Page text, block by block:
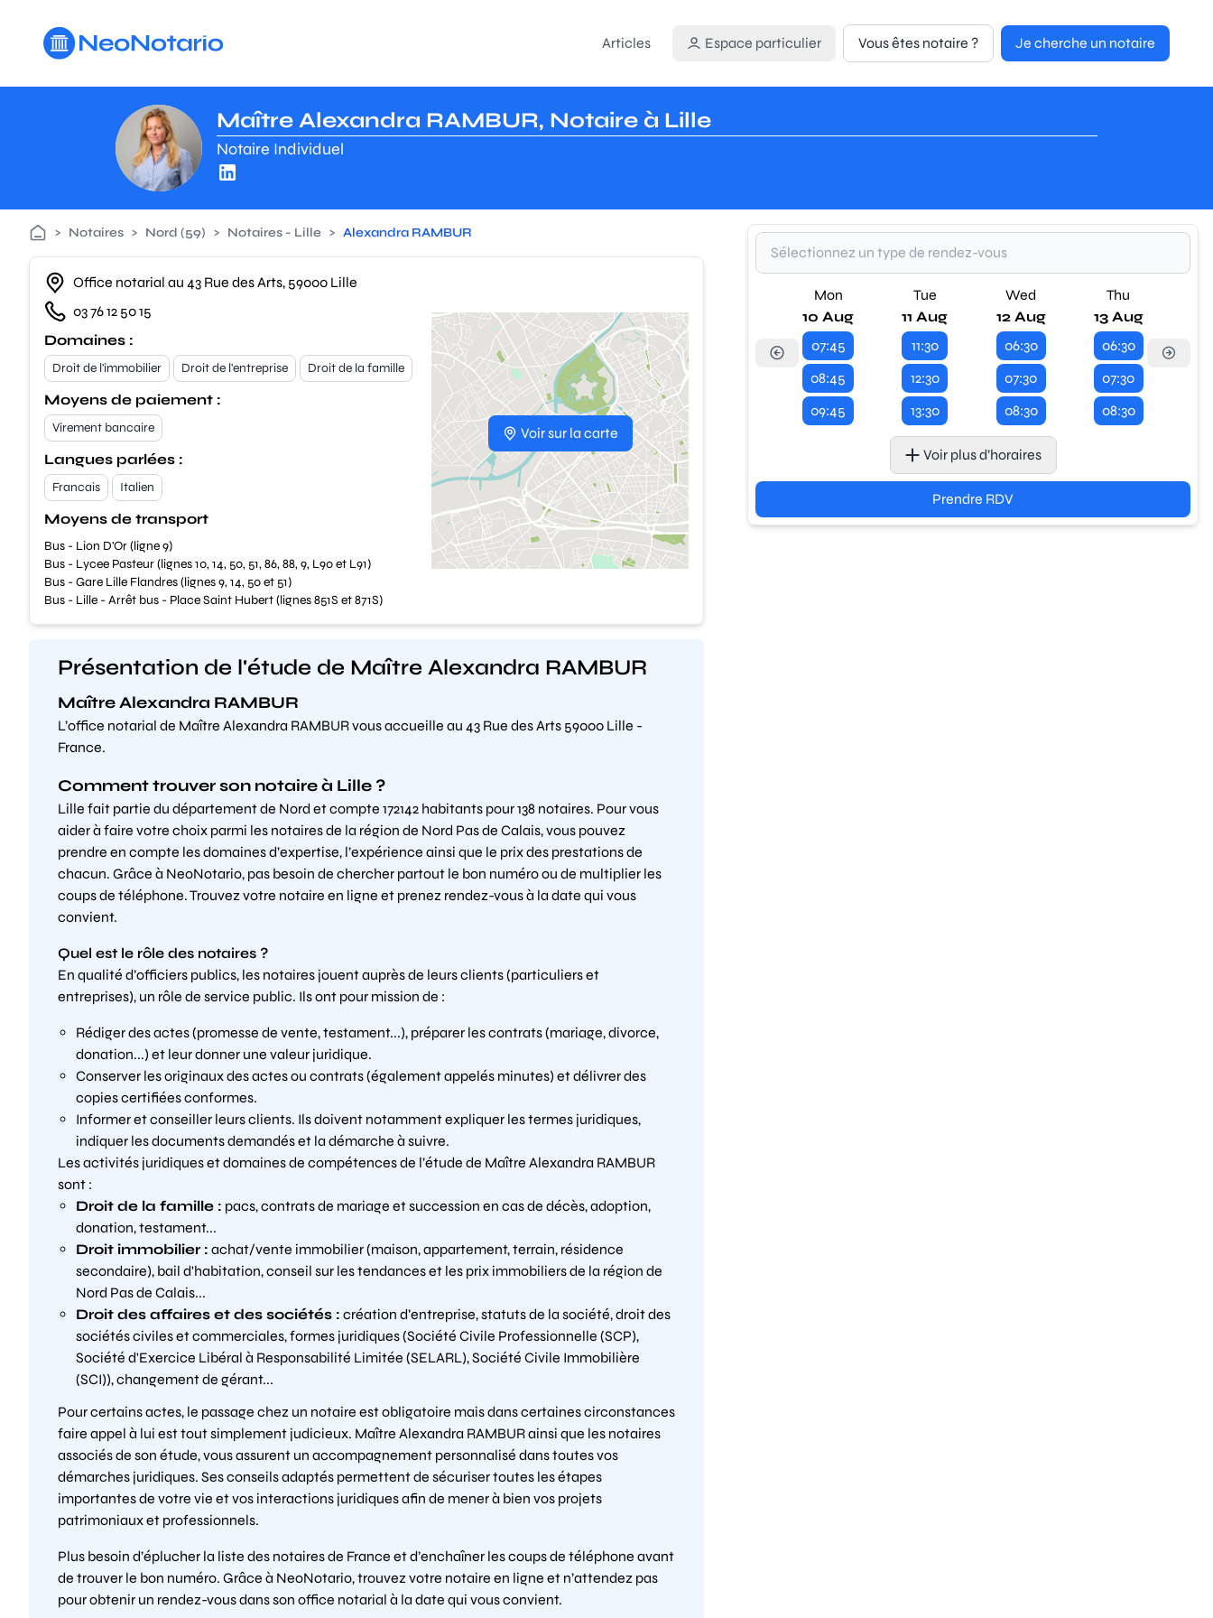
Articles
Espace particulier Vous êtes notaire ? Je cherche un notaire
Maître Alexandra RAMBUR, Notaire à Lille
Notaire Individuel
> Notaires > Nord (59) > Notaires - Lille > Alexandra RAMBUR
Office notarial au 43 Rue des Arts, 59000 Lille
03 76 12 50 15
Domaines :
Droit de l'immobilier Droit de l'entreprise Droit de la famille
Moyens de paiement :
Virement bancaire
Langues parlées :
Francais Italien
Moyens de transport
Bus - Lion D'Or (ligne 9)
Bus - Lycee Pasteur (lignes 10, 14, 50, 51, 86, 88, 9, L90 et L91)
Bus - Gare Lille Flandres (lignes 9, 14, 50 et 51)
Bus - Lille - Arrêt bus - Place Saint Hubert (lignes 851S et 871S)
Voir sur la carte
Présentation de l'étude de Maître Alexandra RAMBUR
Maître Alexandra RAMBUR
L’office notarial de Maître Alexandra RAMBUR vous accueille au 43 Rue des Arts 59000 Lille -
France.
Comment trouver son notaire à Lille ?
Lille fait partie du département de Nord et compte 172142 habitants pour 138 notaires. Pour vous
aider à faire votre choix parmi les notaires de la région de Nord Pas de Calais, vous pouvez
prendre en compte les domaines d’expertise, l’expérience ainsi que le prix des prestations de
chacun. Grâce à NeoNotario, pas besoin de chercher partout le bon numéro ou de multiplier les
coups de téléphone. Trouvez votre notaire en ligne et prenez rendez-vous à la date qui vous
convient.
Quel est le rôle des notaires ?
En qualité d’officiers publics, les notaires jouent auprès de leurs clients (particuliers et
entreprises), un rôle de service public. Ils ont pour mission de :
Rédiger des actes (promesse de vente, testament...), préparer les contrats (mariage, divorce,
donation...) et leur donner une valeur juridique.
Conserver les originaux des actes ou contrats (également appelés minutes) et délivrer des
copies certifiées conformes.
Informer et conseiller leurs clients. Ils doivent notamment expliquer les termes juridiques,
indiquer les documents demandés et la démarche à suivre.
Les activités juridiques et domaines de compétences de l’étude de Maître Alexandra RAMBUR
sont :
Droit de la famille : pacs, contrats de mariage et succession en cas de décès, adoption,
donation, testament...
Droit immobilier : achat/vente immobilier (maison, appartement, terrain, résidence
secondaire), bail d'habitation, conseil sur les tendances et les prix immobiliers de la région de
Nord Pas de Calais...
Droit des affaires et des sociétés : création d’entreprise, statuts de la société, droit des
sociétés civiles et commerciales, formes juridiques (Société Civile Professionnelle (SCP),
Société d'Exercice Libéral à Responsabilité Limitée (SELARL), Société Civile Immobilière
(SCI)), changement de gérant...
Pour certains actes, le passage chez un notaire est obligatoire mais dans certaines circonstances
faire appel à lui est tout simplement judicieux. Maître Alexandra RAMBUR ainsi que les notaires
associés de son étude, vous assurent un accompagnement personnalisé dans toutes vos
démarches juridiques. Ses conseils adaptés permettent de sécuriser toutes les étapes
importantes de votre vie et vos interactions juridiques afin de mener à bien vos projets
patrimoniaux et professionnels.
Plus besoin d’éplucher la liste des notaires de France et d’enchaîner les coups de téléphone avant
de trouver le bon numéro. Grâce à NeoNotario, trouvez votre notaire en ligne et n’attendez pas
pour obtenir un rendez-vous dans son office notarial à la date qui vous convient.
Mon
10 Aug
07:45
08:45
09:45
Tue
11 Aug
11:30
12:30
13:30
Wed
12 Aug
06:30
07:30
08:30
Thu
13 Aug
06:30
07:30
08:30
Voir plus d’horaires
Prendre RDV